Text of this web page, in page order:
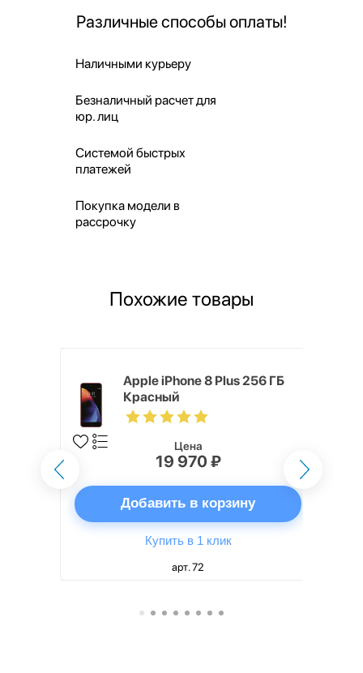
Различные способы оплаты!
Наличными курьеру
Безналичный расчет для
юр. лиц
Системой быстрых
платежей
Покупка модели в
рассрочку
Похожие товары
Apple iPhone 8 Plus 256 ГБ
Красный
Цена
19 970 ₽
Добавить в корзину
Купить в 1 клик
арт. 72